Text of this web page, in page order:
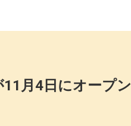
11月4日にオープン